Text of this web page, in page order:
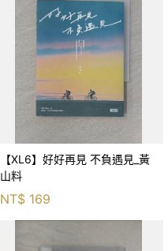
【XL6】好好再見 不負遇見_黃
山料
NT$ 169